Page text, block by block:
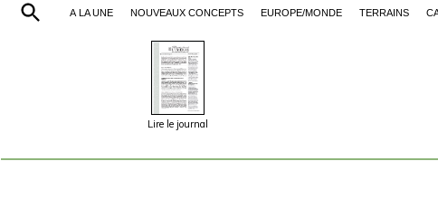
À LA UNE NOUVEAUX CONCEPTS EUROPE/MONDE TERRAINS
Lire le journal